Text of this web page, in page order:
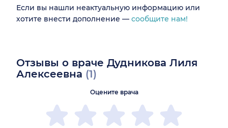
Если вы нашли неактуальную информацию или
хотите внести дополнение — сообщите нам!
Отзывы о враче Дудникова Лиля
Алексеевна (1)
Оцените врача